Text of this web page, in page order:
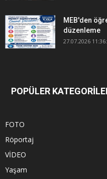
MEB'den
düzenleme
27.07.2026
POPÜLER
FOTO
Röportaj
VİDEO
Yaşam